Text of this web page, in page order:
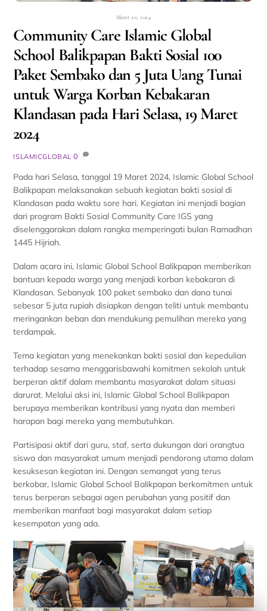
Maret 20, 2024
Community Care Islamic Global
School Balikpapan Bakti Sosial 100
Paket Sembako dan 5 Juta Uang Tunai
untuk Warga Korban Kebakaran
Klandasan pada Hari Selasa, 19 Maret
2024
ISLAMICGLOBAL 0
Pada hari Selasa, tanggal 19 Maret 2024, Islamic Global School
Balikpapan melaksanakan sebuah kegiatan bakti sosial di
Klandasan pada waktu sore hari. Kegiatan ini menjadi bagian
dari program Bakti Sosial Community Care IGS yang
diselenggarakan dalam rangka memperingati bulan Ramadhan
1445 Hijriah.
Dalam acara ini, Islamic Global School Balikpapan memberikan
bantuan kepada warga yang menjadi korban kebakaran di
Klandasan. Sebanyak 100 paket sembako dan dana tunai
sebesar 5 juta rupiah disiapkan dengan teliti untuk membantu
meringankan beban dan mendukung pemulihan mereka yang
terdampak.
Tema kegiatan yang menekankan bakti sosial dan kepedulian
terhadap sesama menggarisbawahi komitmen sekolah untuk
berperan aktif dalam membantu masyarakat dalam situasi
darurat. Melalui aksi ini, Islamic Global School Balikpapan
berupaya memberikan kontribusi yang nyata dan memberi
harapan bagi mereka yang membutuhkan.
Partisipasi aktif dari guru, staf, serta dukungan dari orangtua
siswa dan masyarakat umum menjadi pendorong utama dalam
kesuksesan kegiatan ini. Dengan semangat yang terus
berkobar, Islamic Global School Balikpapan berkomitmen untuk
terus berperan sebagai agen perubahan yang positif dan
memberikan manfaat bagi masyarakat dalam setiap
kesempatan yang ada.